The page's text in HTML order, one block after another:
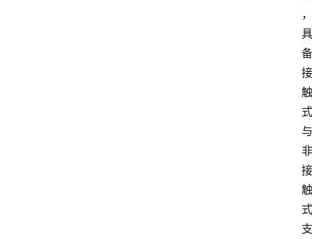
，
具
备
接
触
式
与
非
接
触
式
支